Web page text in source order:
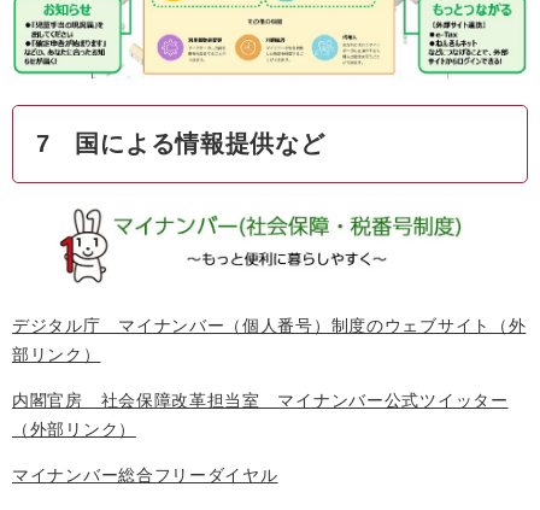
7 国による情報提供など
デジタル庁 マイナンバー（個人番号）制度のウェブサイト
（外
部リンク）
内閣官房 社会保障改革担当室 マイナンバー公式ツイッター
（外部リンク）
マイナンバー総合フリーダイヤル